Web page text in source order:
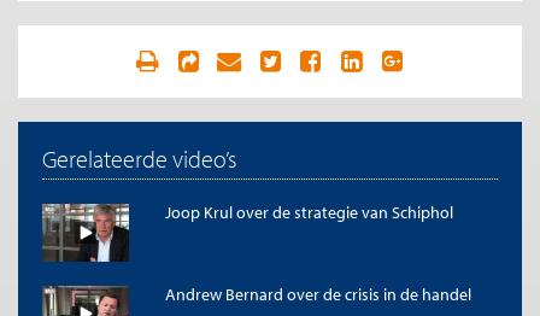
Gerelateerde video’s
Joop Krul over de strategie van Schiphol
Andrew Bernard over de crisis in de handel